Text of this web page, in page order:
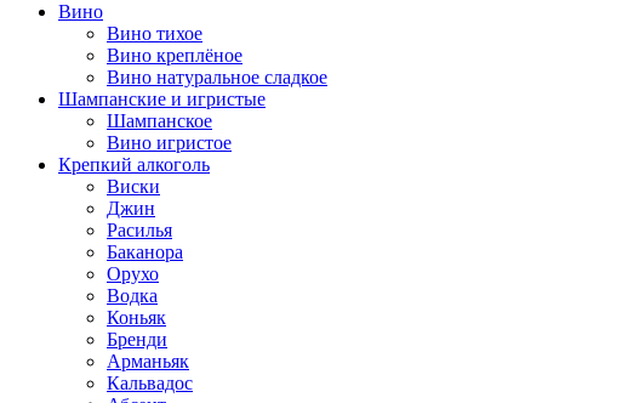
Вино
Вино тихое
Вино креплёное
Вино натуральное сладкое
Шампанские и игристые
Шампанское
Вино игристое
Крепкий алкоголь
Виски
Джин
Расилья
Баканора
Орухо
Водка
Коньяк
Бренди
Арманьяк
Кальвадос